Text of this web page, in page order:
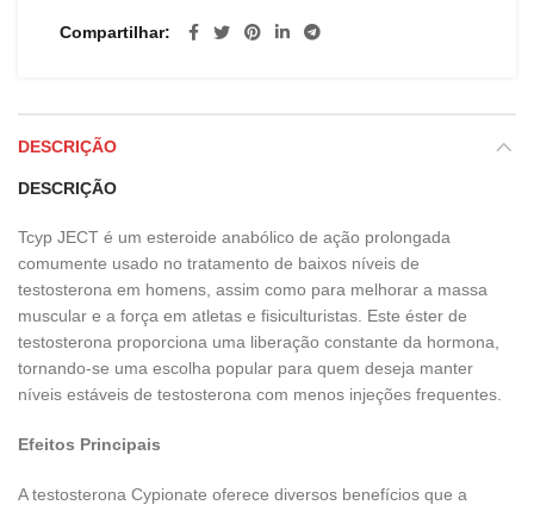
Compartilhar
DESCRIÇÃO
DESCRIÇÃO
Tcyp JECT é um esteroide anabólico de ação prolongada
comumente usado no tratamento de baixos níveis de
testosterona em homens, assim como para melhorar a massa
muscular e a força em atletas e fisiculturistas. Este éster de
testosterona proporciona uma liberação constante da hormona,
tornando-se uma escolha popular para quem deseja manter
níveis estáveis de testosterona com menos injeções frequentes.
Efeitos Principais
A testosterona Cypionate oferece diversos benefícios que a